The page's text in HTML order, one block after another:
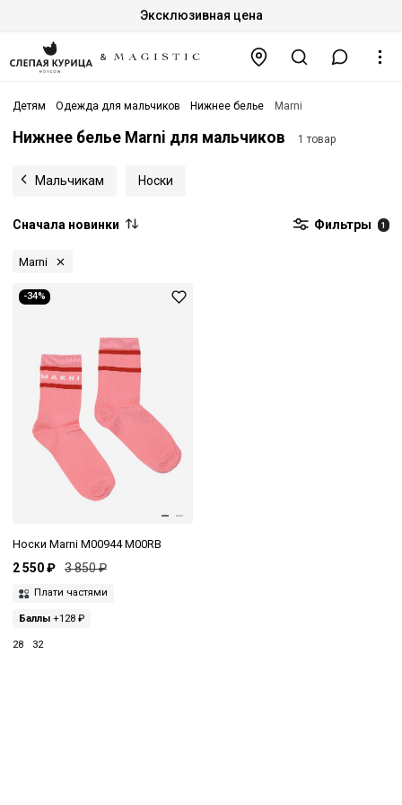
Эксклюзивная цена
Детям Одежда для мальчиков Нижнее белье Marni
Нижнее белье Marni для мальчиков 1 товар
Мальчикам Носки
Сначала новинки Фильтры 1
Marni
-34%
Носки Marni M00944 M00RB
2 550 ₽ 3 850 ₽
Плати частями
Баллы +128 ₽
28 32